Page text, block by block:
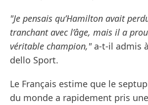
"Je pensais qu’Hamilton avait
tranchant avec l’âge, mais il a
véritable champion,"a-t-il admis
dello Sport.
Le Français estime que le
du monde a rapidement pris